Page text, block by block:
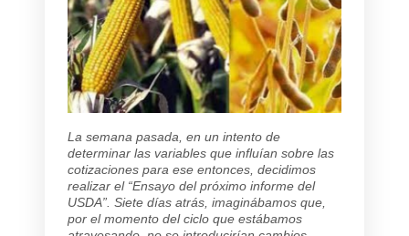
La semana pasada, en un intento de
determinar las variables que influían sobre las
cotizaciones para ese entonces, decidimos
realizar el “Ensayo del próximo informe del
USDA”. Siete días atrás, imaginábamos que,
por el momento del ciclo que estábamos